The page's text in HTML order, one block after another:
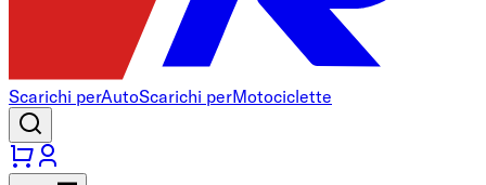
Scarichi perAutoScarichi perMotociclette